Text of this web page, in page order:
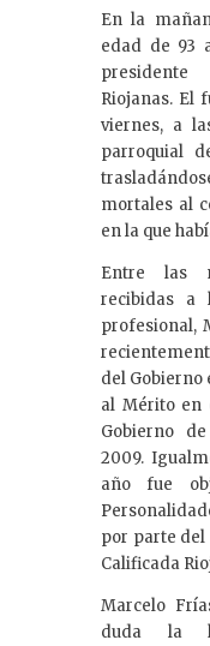
En la
edad de 93
Riojanas. El
viernes, a
parroquial
mortales al
en la que
Entre las
recibidas a
profesional,
del Gobierno
al Mérito en
Gobierno
2009.
año fue
por parte del
Calificada
Marcelo
duda la